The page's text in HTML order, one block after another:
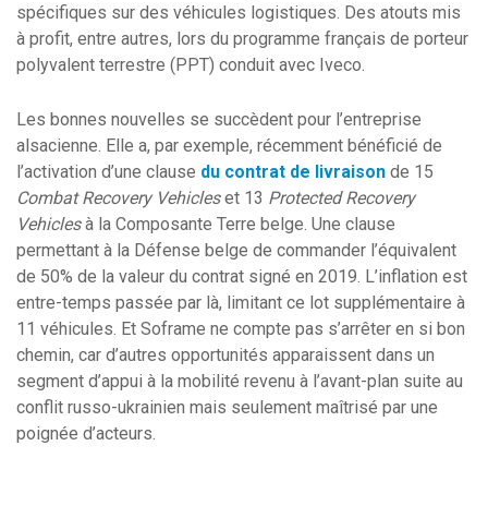
spécifiques sur des véhicules logistiques. Des atouts mis
à profit, entre autres, lors du programme français de porteur
polyvalent terrestre (PPT) conduit avec Iveco.
Les bonnes nouvelles se succèdent pour l’entreprise
alsacienne. Elle a, par exemple, récemment bénéficié de
l’activation d’une clause du contrat de livraison de 15
Combat Recovery Vehicleset 13 Protected Recovery
Vehiclesà la Composante Terre belge. Une clause
permettant à la Défense belge de commander l’équivalent
de 50% de la valeur du contrat signé en 2019. L’inflation est
entre-temps passée par là, limitant ce lot supplémentaire à
11 véhicules. Et Soframe ne compte pas s’arrêter en si bon
chemin, car d’autres opportunités apparaissent dans un
segment d’appui à la mobilité revenu à l’avant-plan suite au
conflit russo-ukrainien mais seulement maîtrisé par une
poignée d’acteurs.